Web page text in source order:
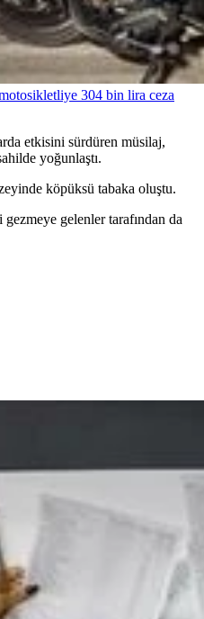
304 bin lira ceza
etkisini sürdüren müsilaj,
yoğunlaştı.
köpüksü tabaka oluştu.
gelenler tarafından da